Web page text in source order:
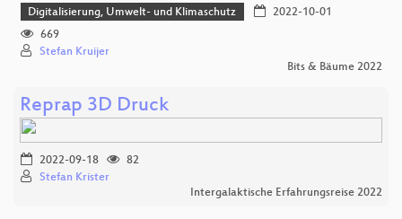
Digitalisierung, Umwelt- und Klimaschutz
2022-10-01
669
Stefan Kruijer
Bits & Bäume 2022
Reprap 3D Druck
2022-09-18
82
Stefan Krister
Intergalaktische Erfahrungsreise 2022